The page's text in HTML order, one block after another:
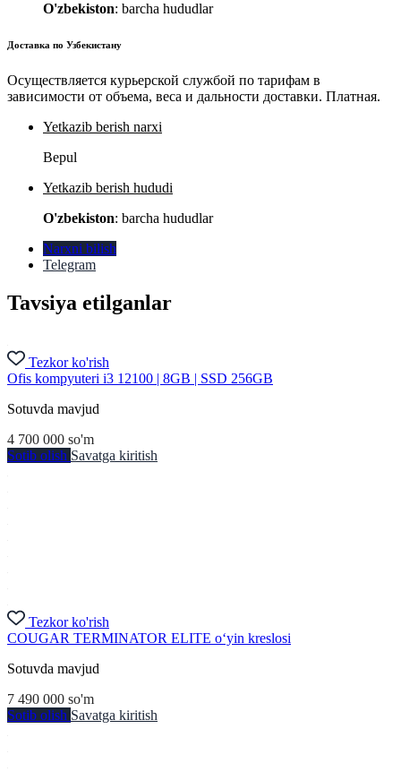
O'zbekiston: barcha hududlar
Доставка по Узбекистану
Осуществляется курьерской службой по тарифам в
зависимости от объема, веса и дальности доставки. Платная.
Yetkazib berish narxi
Bepul
Yetkazib berish hududi
O'zbekiston: barcha hududlar
Narxni bilish
Telegram
Tavsiya etilganlar
Tezkor ko'rish
Ofis kompyuteri i3 12100 | 8GB | SSD 256GB
Sotuvda mavjud
4 700 000 so'm
Sotib olish Savatga kiritish
Tezkor ko'rish
COUGAR TERMINATOR ELITE o‘yin kreslosi
Sotuvda mavjud
7 490 000 so'm
Sotib olish Savatga kiritish